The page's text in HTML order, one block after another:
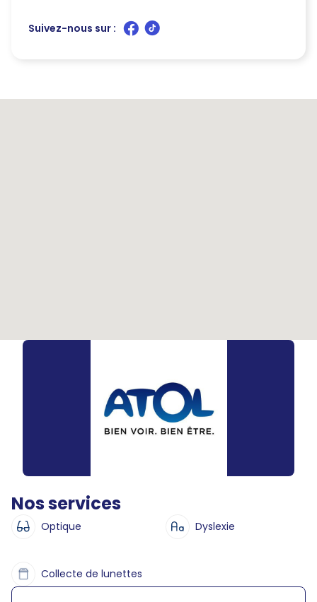
Suivez-nous sur :
Nos services
Optique Dyslexie
Collecte de lunettes